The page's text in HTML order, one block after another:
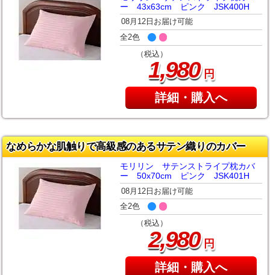
ー 43x63cm ピンク JSK400H
08月12日お届け可能
全2色
（税込）
1,980円
詳細・購入へ
なめらかな肌触りで高級感のあるサテン織りのカバー
モリリン サテンストライプ枕カバ
ー 50x70cm ピンク JSK401H
08月12日お届け可能
全2色
（税込）
2,980円
詳細・購入へ